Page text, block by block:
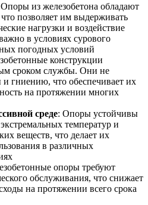
из железобетона обладают
позволяет им выдерживать
нагрузки и воздействие
в условиях сурового
погодных условий​
конструкции
сроком службы. Они не
гниению, что обеспечивает их
на протяжении многих
среде: Опоры устойчивы
температур и
веществ, что делает их
в различных
опоры требуют
обслуживания, что снижает
на протяжении всего срока